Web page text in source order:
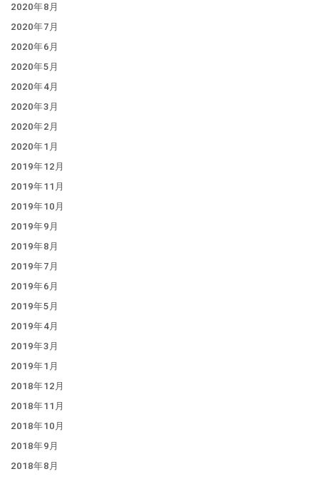
2020年8月
2020年7月
2020年6月
2020年5月
2020年4月
2020年3月
2020年2月
2020年1月
2019年12月
2019年11月
2019年10月
2019年9月
2019年8月
2019年7月
2019年6月
2019年5月
2019年4月
2019年3月
2019年1月
2018年12月
2018年11月
2018年10月
2018年9月
2018年8月